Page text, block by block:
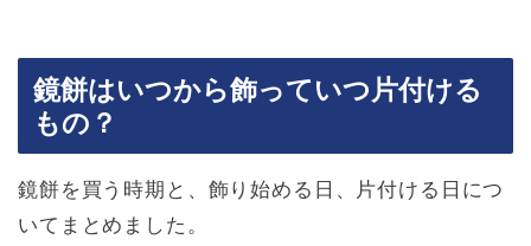
鏡餅はいつから飾っていつ片付ける
もの？
鏡餅を買う時期と、飾り始める日、片付ける日につ
いてまとめました。